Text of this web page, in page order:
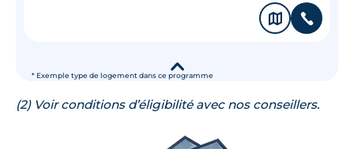
* Exemple type de logement dans ce programme
🗞 📞
▾
(2) Voir conditions d’éligibilité avec nos conseillers.